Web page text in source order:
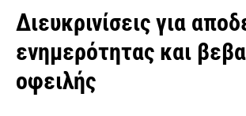
Διευκρινίσεις για
ενημερότητας και
οφειλής